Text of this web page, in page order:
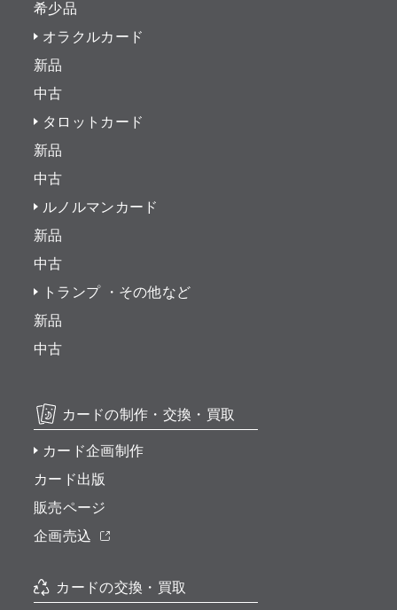
希少品
オラクルカード
新品
中古
タロットカード
新品
中古
ルノルマンカード
新品
中古
トランプ ・その他など
新品
中古
カードの制作・交換・買取
カード企画制作
カード出版
販売ページ
企画売込
カードの交換・買取